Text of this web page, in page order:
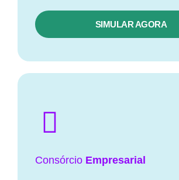
SIMULAR AGORA
Consórcio Empresarial